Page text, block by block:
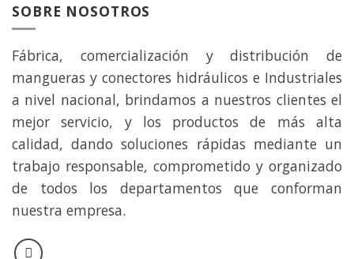
SOBRE NOSOTROS
Fábrica, comercialización y distribución de
mangueras y conectores hidráulicos e Industriales
a nivel nacional, brindamos a nuestros clientes el
mejor servicio, y los productos de más alta
calidad, dando soluciones rápidas mediante un
trabajo responsable, comprometido y organizado
de todos los departamentos que conforman
nuestra empresa.